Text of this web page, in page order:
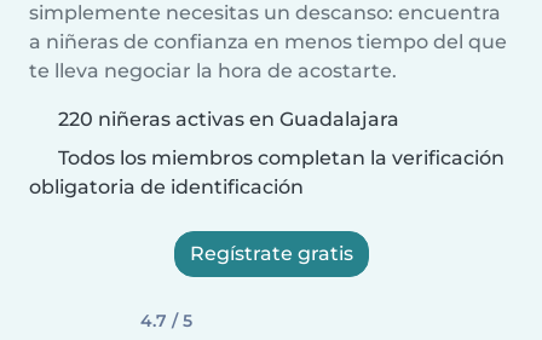
simplemente necesitas un descanso: encuentra
a niñeras de confianza en menos tiempo del que
te lleva negociar la hora de acostarte.
220 niñeras activas en Guadalajara
Todos los miembros completan la verificación
obligatoria de identificación
Regístrate gratis
4.7 / 5